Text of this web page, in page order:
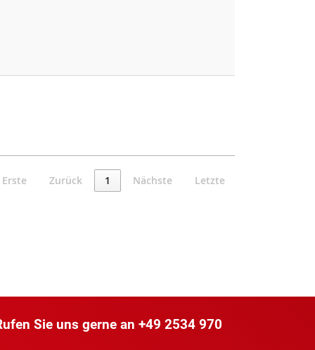
Erste Zurück 1 Nächste Letzte
Sie uns gerne an +49 2534 970